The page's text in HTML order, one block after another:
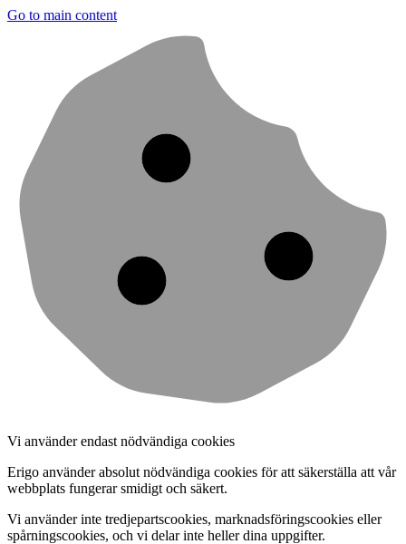
Go to main content
Vi använder endast nödvändiga cookies
Erigo använder absolut nödvändiga cookies för att säkerställa att vår
webbplats fungerar smidigt och säkert.
Vi använder inte tredjepartscookies, marknadsföringscookies eller
spårningscookies, och vi delar inte heller dina uppgifter.